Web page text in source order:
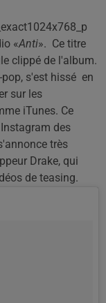
«Anti». Ce titre
clippé de l'album.
pop, s'est hissé en
sur les
iTunes. Ce
des
très
Drake, qui
de teasing.